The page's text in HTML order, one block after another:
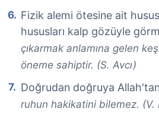
Fizik alemi ötesine ait
hususları kalp gözüyle
çıkarmak anlamına gelen
öneme sahiptir. (S. Avcı)
Doğrudan doğruya
ruhun hakikatini bilemez. (V.